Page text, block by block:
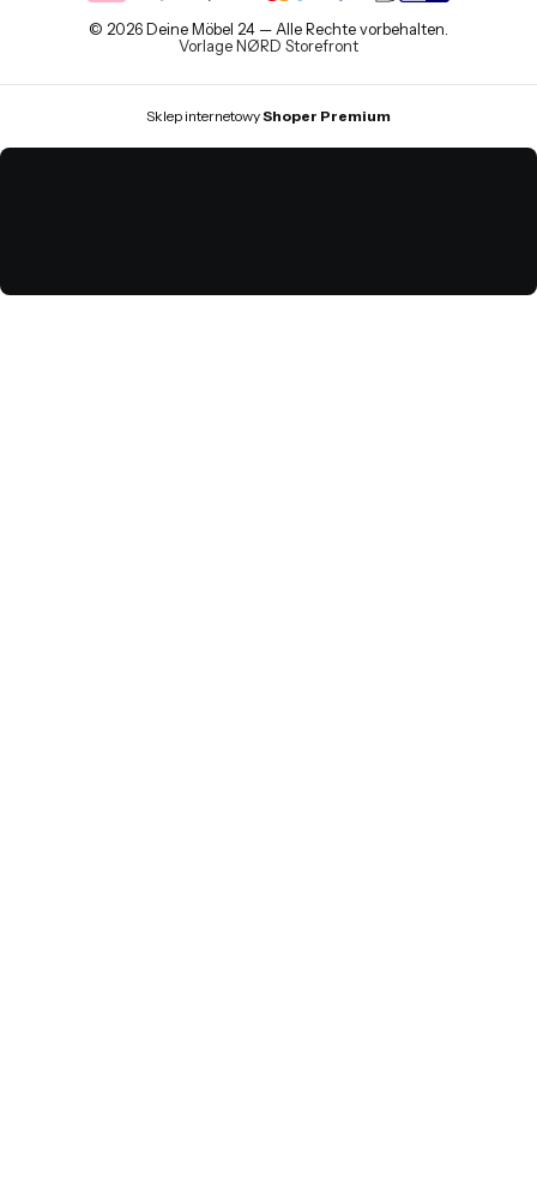
© 2026 Deine Möbel 24 — Alle Rechte vorbehalten.
Vorlage NØRD Storefront
Sklep internetowyShoper Premium